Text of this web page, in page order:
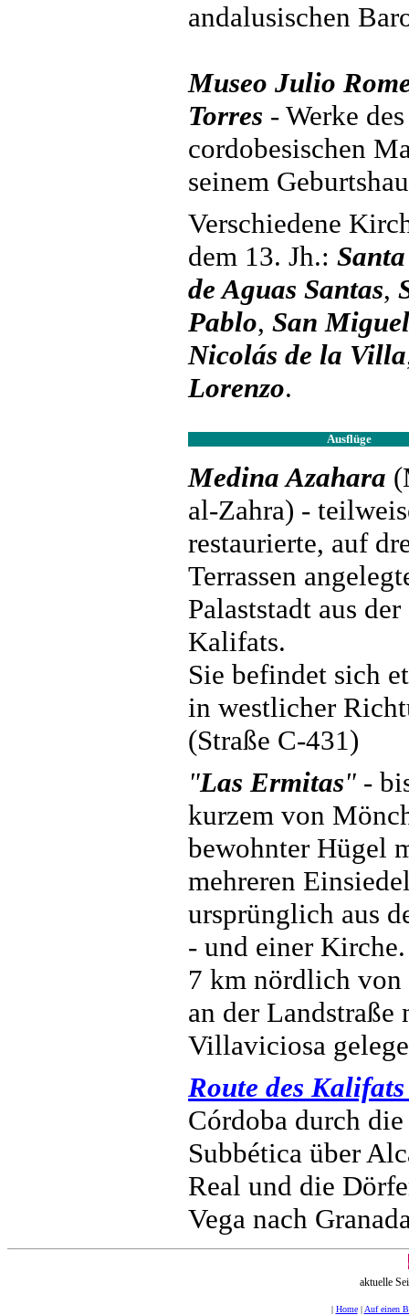
andalusischen
Museo Julio
Torres - Werke des
cordobesischen
seinem
Verschiedene
dem 13. Jh.:
de Aguas Santas,
Pablo, San Miguel
Nicolás de la Villa
Lorenzo.
Ausflüge
Medina Azahara
al-Zahra) -
restaurierte, auf
Terrassen
Palaststadt aus
Kalifats.
Sie befindet sich
in westlicher
(Straße C-431)
"Las Ermitas" -
kurzem von
bewohnter Hügel
mehreren
ursprünglich aus
- und einer Kirche.
7 km nördlich von
an der Landstraße
Villaviciosa
Route des
Córdoba durch
Subbética über
Real und die
Vega nach
aktuelle
| Home| Auf einen